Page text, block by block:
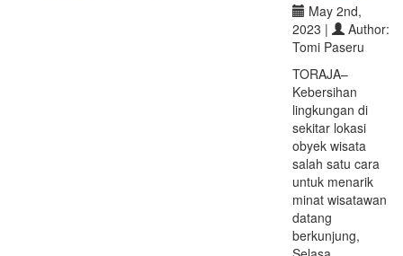
May 2nd,
2023 |
Author:
Tomi Paseru
TORAJA–
Kebersihan
lingkungan di
sekitar lokasi
obyek wisata
salah satu cara
untuk menarik
minat wisatawan
datang
berkunjung,